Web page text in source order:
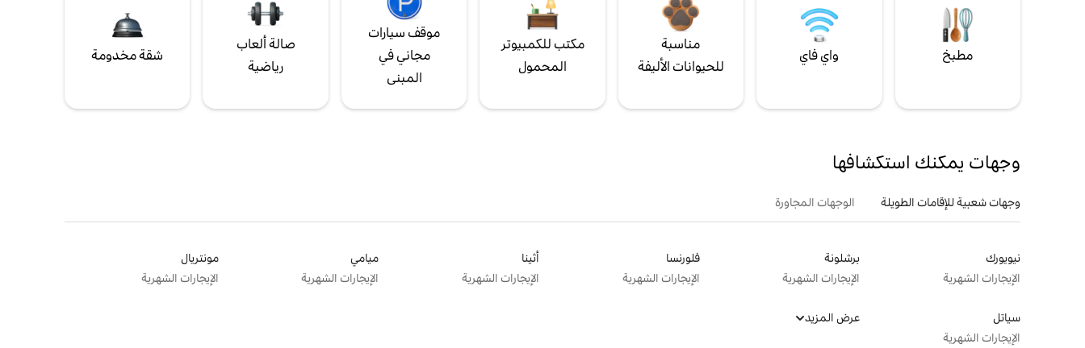
مطبخ واي فاي
مناسبة
للحيوانات الأليفة
مكتب للكمبيوتر
المحمول
موقف سيارات
مجاني في
المبنى
صالة ألعاب
رياضية
شقة مخدومة
وجهات يمكنك استكشافها
وجهات شعبية للإقامات الطويلة الوجهات المجاورة
نيويورك
الإيجارات الشهرية
برشلونة
الإيجارات الشهرية
فلورنسا
الإيجارات الشهرية
أثينا
الإيجارات الشهرية
ميامي
الإيجارات الشهرية
مونتريال
الإيجارات الشهرية
سياتل
الإيجارات الشهرية
عرض المزيد